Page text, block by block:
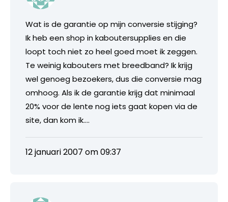
Wat is de garantie op mijn conversie stijging?
Ik heb een shop in kaboutersupplies en die
loopt toch niet zo heel goed moet ik zeggen.
Te weinig kabouters met breedband? Ik krijg
wel genoeg bezoekers, dus die conversie mag
omhoog. Als ik de garantie krijg dat minimaal
20% voor de lente nog iets gaat kopen via de
site, dan kom ik….
12 januari 2007 om 09:37